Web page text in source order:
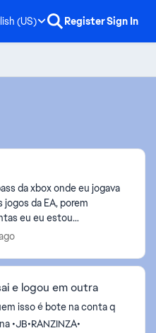
(US) RegisterSign In
da xbox onde eu jogava
da EA, porem
eu eu estou
agora que eu consegui
e logou em outra
isso é bote na conta q
•JB•RANZINZA•